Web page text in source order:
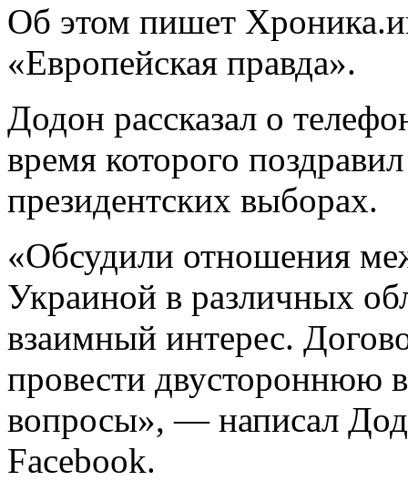
Об этом пишет
«Европейская правда».
Додон рассказал о
время которого
президентских выборах.
«Обсудили отношения
Украиной в различных
взаимный интерес.
провести двустороннюю
вопросы», — написал
Facebook.